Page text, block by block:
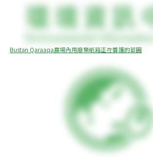
Bustan Qaraaqa農場內用廢棄紙箱正在養護的苗圃